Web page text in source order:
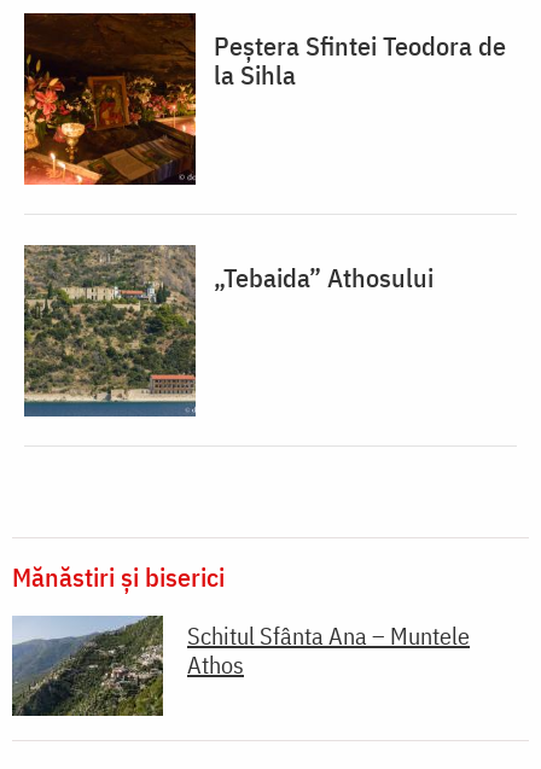
Peștera Sfintei Teodora de
la Sihla
„Tebaida” Athosului
Mănăstiri și biserici
Schitul Sfânta Ana – Muntele
Athos